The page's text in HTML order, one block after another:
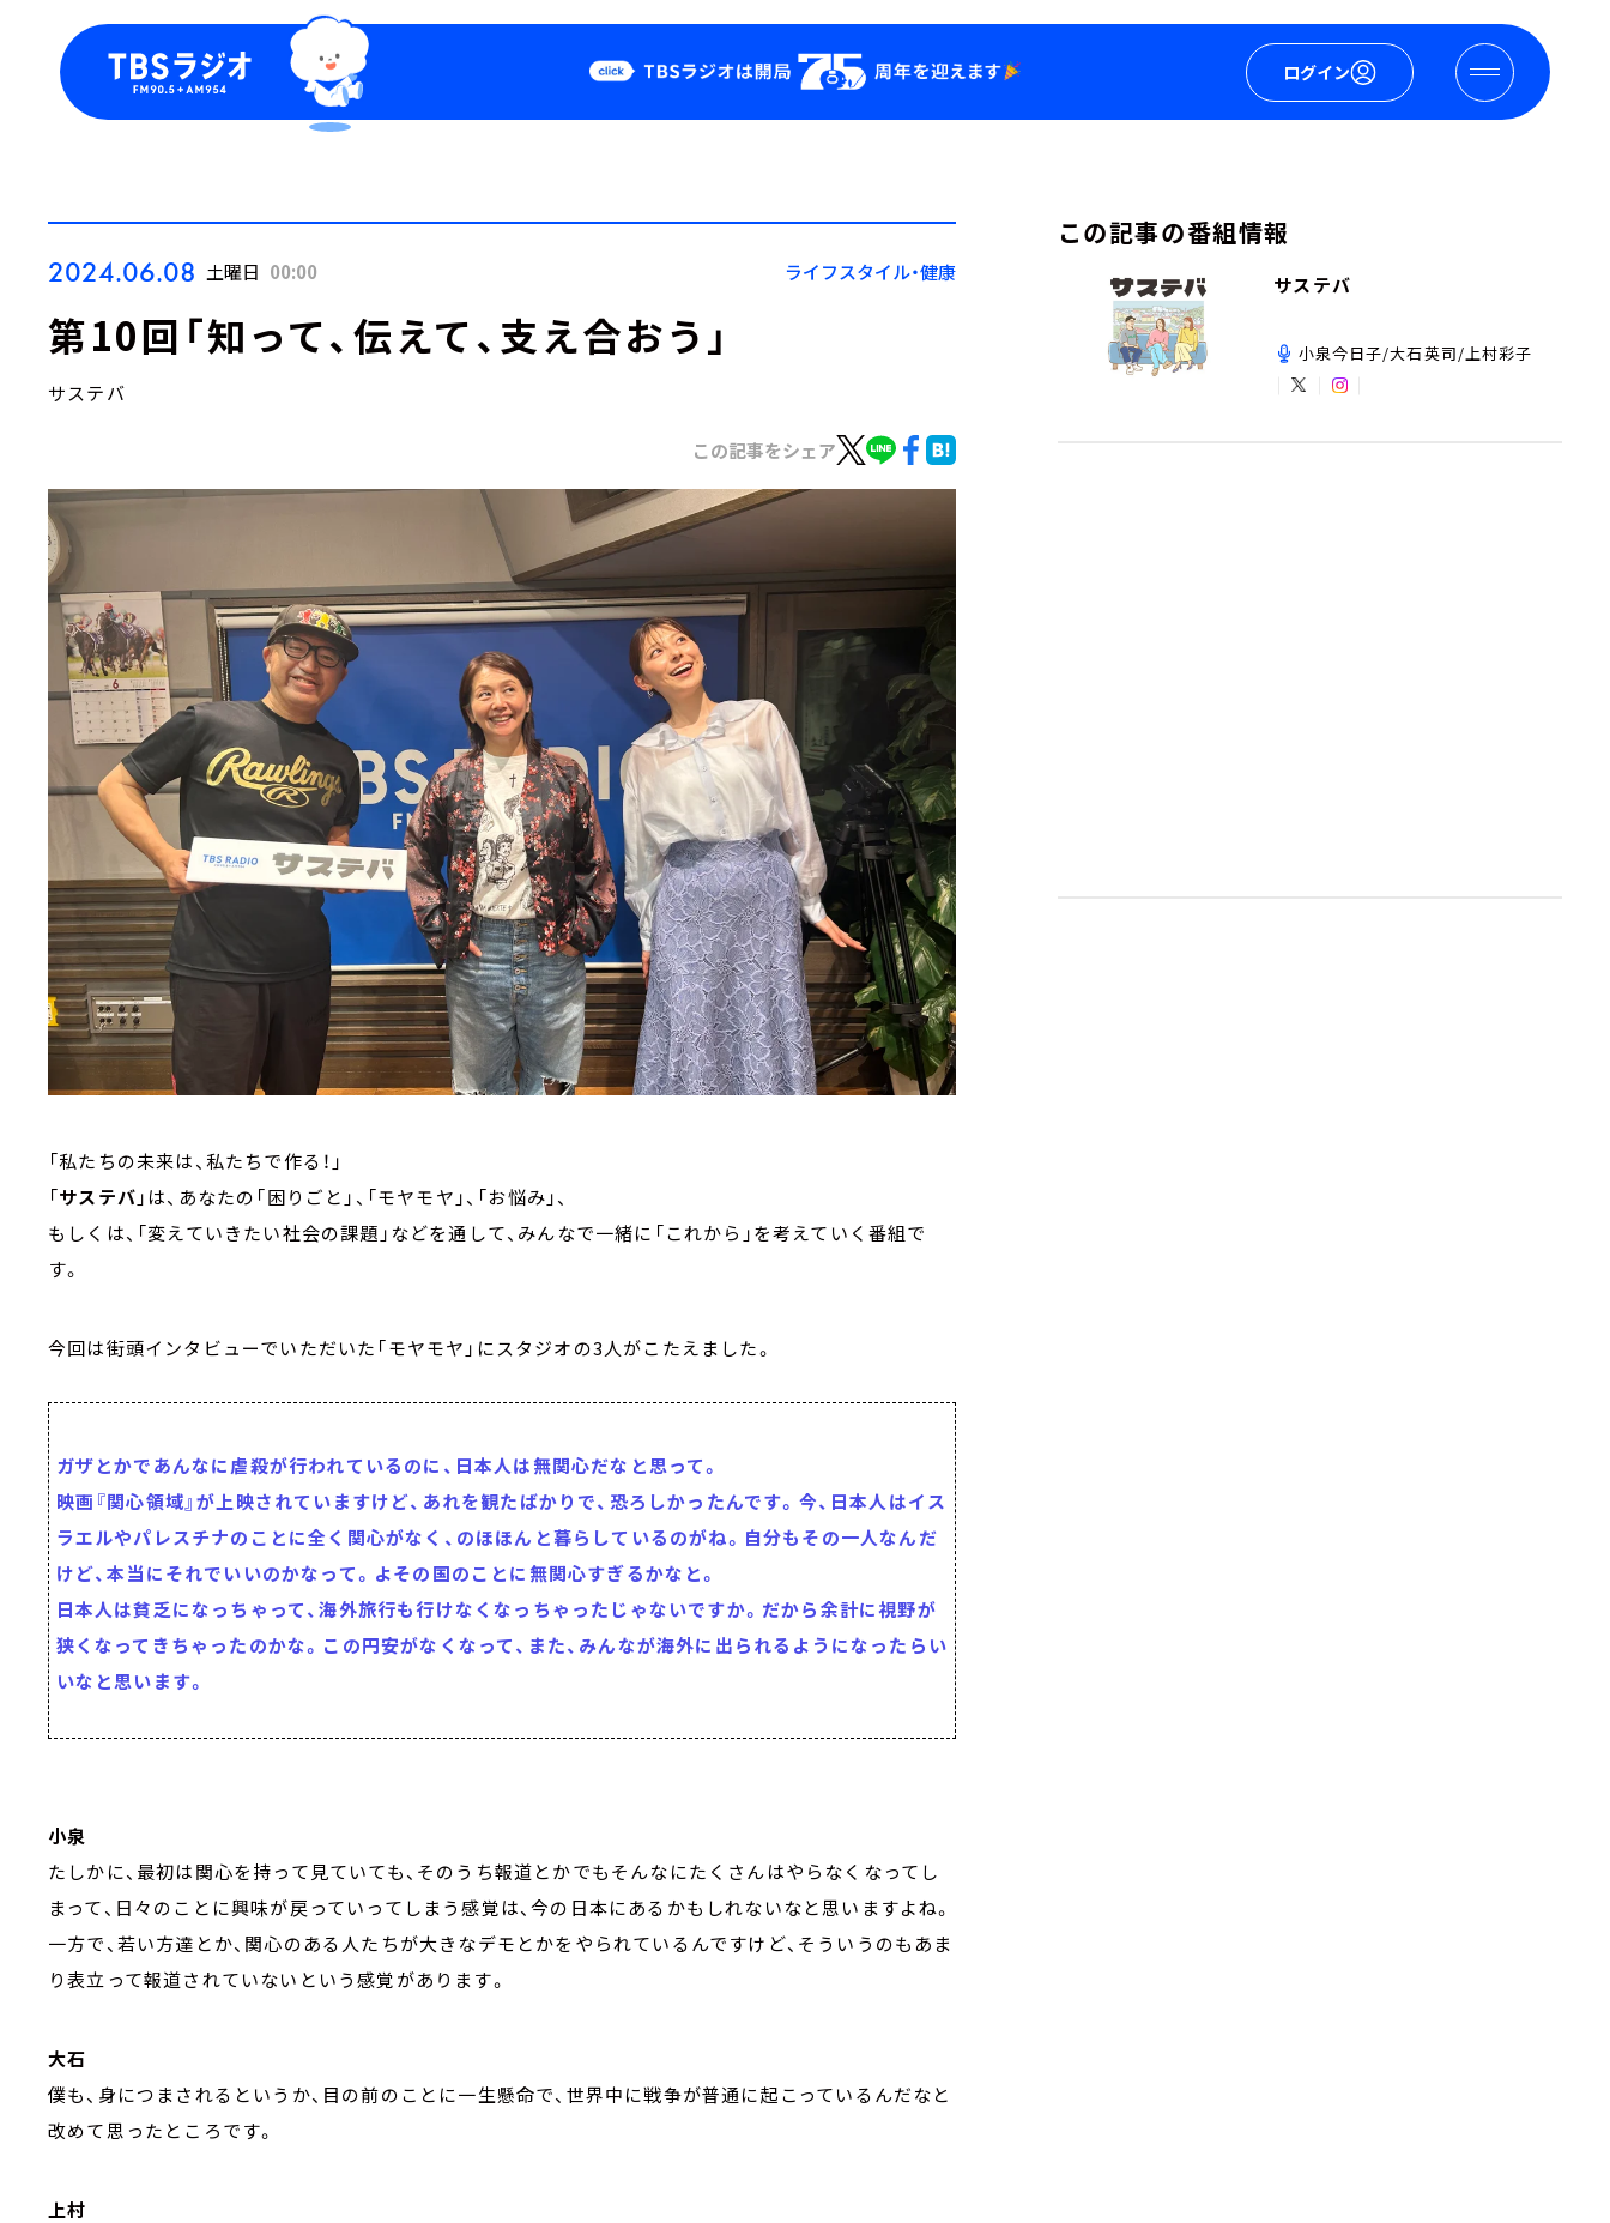
ログイン
Podcast
YouTube
会社情報
2024.06.08 土曜日 00:00 ライフスタイル・健康
第10回「知って、伝えて、支え合おう」
サステバ
この記事をシェア
「私たちの未来は、私たちで作る！」
「サステバ 」は、あなたの「困りごと」、「モヤモヤ」、「お悩み」、
もしくは、「変えていきたい社会の課題」などを通して、みんなで一緒に「これから」を考えていく番組で
す。
今回は街頭インタビューでいただいた「モヤモヤ」にスタジオの3人がこたえました。
ガザとかであんなに虐殺が行われているのに、日本人は無関心だなと思って。
映画『関心領域』が上映されていますけど、あれを観たばかりで、恐ろしかったんです。今、日本人はイス
ラエルやパレスチナのことに全く関心がなく、のほほんと暮らしているのがね。自分もその一人なんだ
けど、本当にそれでいいのかなって。よその国のことに無関心すぎるかなと。
日本人は貧乏になっちゃって、海外旅行も行けなくなっちゃったじゃないですか。だから余計に視野が
狭くなってきちゃったのかな。この円安がなくなって、また、みんなが海外に出られるようになったらい
いなと思います。
小泉
たしかに、最初は関心を持って見ていても、そのうち報道とかでもそんなにたくさんはやらなくなってし
まって、日々のことに興味が戻っていってしまう感覚は、今の日本にあるかもしれないなと思いますよね。
一方で、若い方達とか、関心のある人たちが大きなデモとかをやられているんですけど、そういうのもあま
り表立って報道されていないという感覚があります。
大石
僕も、身につまされるというか、目の前のことに一生懸命で、世界中に戦争が普通に起こっているんだなと
改めて思ったところです。
上村
この記事の番組情報
サステバ
小泉今日子/大石英司/上村彩子